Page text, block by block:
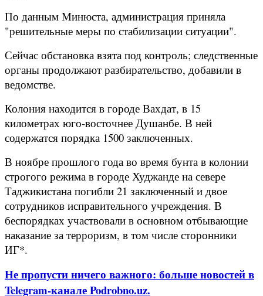
По данным Минюста, администрация приняла
"решительные меры по стабилизации ситуации".
Сейчас обстановка взята под контроль; следственные
органы продолжают разбирательство, добавили в
ведомстве.
Колония находится в городе Вахдат, в 15
километрах юго-восточнее Душанбе. В ней
содержатся порядка 1500 заключенных.
В ноябре прошлого года во время бунта в колонии
строгого режима в городе Худжанде на севере
Таджикистана погибли 21 заключенный и двое
сотрудников исправительного учреждения. В
беспорядках участвовали в основном отбывающие
наказание за терроризм, в том числе сторонники
ИГ*.
Не пропусти ничего важного: больше новостей в
Telegram-канале Podrobno.uz.